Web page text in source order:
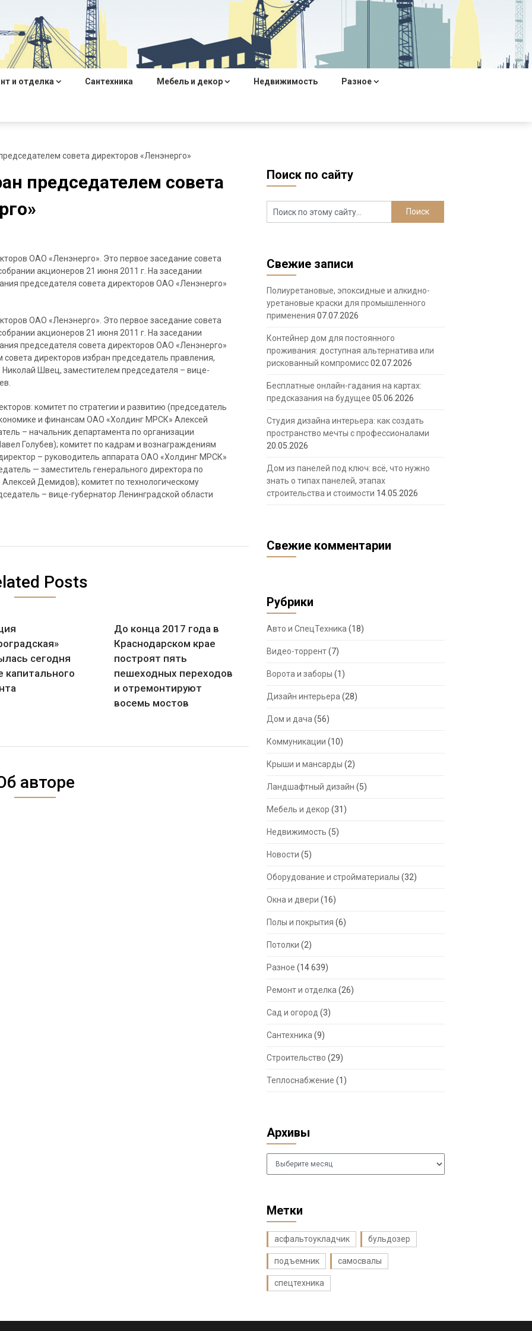
и отделка Сантехника Мебель и декор Недвижимость Разное
совета директоров «Ленэнерго»
председателем совета
ОАО «Ленэнерго». Это первое заседание совета
акционеров 21 июня 2011 г. На заседании
председателя совета директоров ОАО «Ленэнерго»
ОАО «Ленэнерго». Это первое заседание совета
акционеров 21 июня 2011 г. На заседании
председателя совета директоров ОАО «Ленэнерго»
директоров избран председатель правления,
Швец, заместителем председателя – вице-
комитет по стратегии и развитию (председатель
и финансам ОАО «Холдинг МРСК» Алексей
– начальник департамента по организации
Голубев); комитет по кадрам и вознаграждениям
– руководитель аппарата ОАО «Холдинг МРСК»
— заместитель генерального директора по
Демидов); комитет по технологическому
– вице-губернатор Ленинградской области
Posts
сегодня
капитального
До конца 2017 года в
Краснодарском крае
построят пять
пешеходных переходов
и отремонтируют
восемь мостов
авторе
Поиск по сайту
Свежие записи
Полиуретановые, эпоксидные и алкидно-
уретановые краски для промышленного
применения 07.07.2026
Контейнер дом для постоянного
проживания: доступная альтернатива или
рискованный компромисс02.07.2026
Бесплатные онлайн-гадания на картах:
предсказания на будущее 05.06.2026
Студия дизайна интерьера: как создать
пространство мечты с профессионалами
20.05.2026
Дом из панелей под ключ: всё, что нужно
знать о типах панелей, этапах
строительства и стоимости 14.05.2026
Свежие комментарии
Рубрики
Авто и СпецТехника (18)
Видео-торрент(7)
Ворота и заборы (1)
Дизайн интерьера (28)
Дом и дача (56)
Коммуникации (10)
Крыши и мансарды (2)
Ландшафтный дизайн (5)
Мебель и декор (31)
Недвижимость (5)
Новости (5)
Оборудование и стройматериалы (32)
Окна и двери (16)
Полы и покрытия (6)
Потолки (2)
Разное (14 639)
Ремонт и отделка (26)
Сад и огород (3)
Сантехника (9)
Строительство (29)
Теплоснабжение (1)
Архивы
Архивы
Метки
асфальтоукладчик бульдозер
подъемник самосвалы
спецтехника